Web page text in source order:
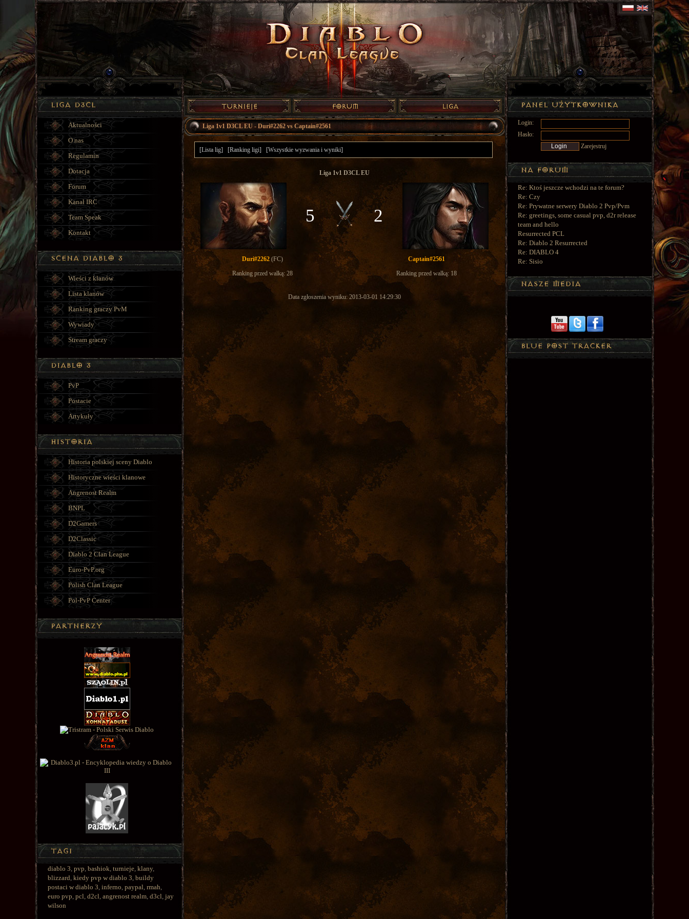
Liga 1v1 D3CL EU - Duri#2262 vs Captain#2561
[Lista lig] [Ranking ligi] [Wszystkie wyzwania i wyniki]
Liga 1v1 D3CL EU
5 2
Duri#2262(FC)
Captain#2561
Ranking przed walką: 28
Ranking przed walką: 18
Data zgłoszenia wyniku: 2013-03-01 14:29:30
Aktualności
O nas
Regulamin
Dotacja
Forum
Kanał IRC
Team Speak
Kontakt
Wieści z klanów
Lista klanów
Ranking graczy PvM
Wywiady
Stream graczy
PvP
Postacie
Artykuły
Historia polskiej sceny Diablo
Historyczne wieści klanowe
Angrenost Realm
BNPL
D2Gamers
D2Classic
Diablo 2 Clan League
Euro-PvP.org
Polish Clan League
Pol-PvP Center
diablo 3, pvp, bashiok, turnieje, klany,
blizzard, kiedy pvp w diablo 3, buildy
postaci w diablo 3, inferno, paypal, rmah,
euro pvp, pcl, d2cl, angrenost realm, d3cl, jay
wilson
Login:
Hasło:
Zarejestruj
Re: Ktoś jeszcze wchodzi na te forum?
Re: Czy
Re: Prywatne serwery Diablo 2 Pvp/Pvm
Re: greetings, some casual pvp, d2r release
team and hello
Resurrected PCL
Re: Diablo 2 Resurrected
Re: DIABLO 4
Re: Sisio